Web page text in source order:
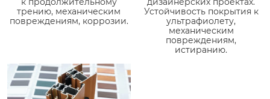
трению, механическим
повреждениям, коррозии.
Устойчивость покрытия к
ультрафиолету,
механическим
повреждениям,
истиранию.